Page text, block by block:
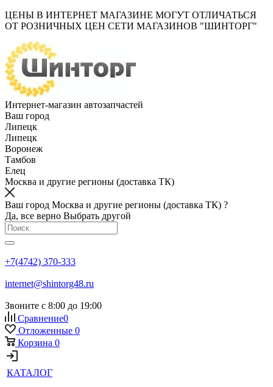
ЦЕНЫ В ИНТЕРНЕТ МАГАЗИНЕ МОГУТ ОТЛИЧАТЬСЯ
ОТ РОЗНИЧНЫХ ЦЕН СЕТИ МАГАЗИНОВ "ШИНТОРГ"
Интернет-магазин автозапчастей
Ваш город
Липецк
Липецк
Воронеж
Тамбов
Елец
Москва и другие регионы (доставка ТК)
Ваш город Москва и другие регионы (доставка ТК) ?
Да, все верно Выбрать другой
+7(4742) 370-333
internet@shintorg48.ru
Звоните с 8:00 до 19:00
Сравнение0
Отложенные 0
Корзина 0
КАТАЛОГ